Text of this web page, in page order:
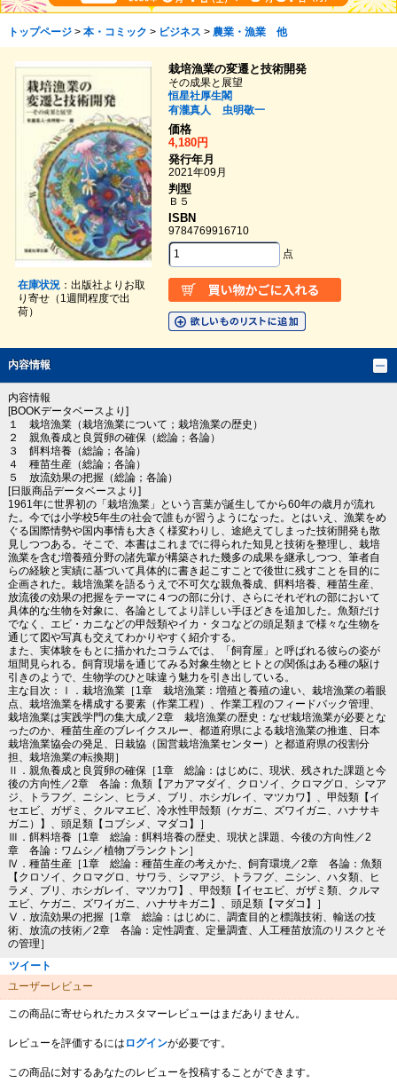
トップページ> 本・コミック > ビジネス > 農業・漁業 他
在庫状況：出版社よりお取
り寄せ（1週間程度で出
荷）
栽培漁業の変遷と技術開発
その成果と展望
恒星社厚生閣
有瀧真人
虫明敬一
価格
4,180円
発行年月
2021年09月
判型
Ｂ５
ISBN
9784769916710
点
内容情報
内容情報
[BOOKデータベースより]
１ 栽培漁業（栽培漁業について；栽培漁業の歴史）
２ 親魚養成と良質卵の確保（総論；各論）
３ 餌料培養（総論；各論）
４ 種苗生産（総論；各論）
５ 放流効果の把握（総論；各論）
[日販商品データベースより]
1961年に世界初の「栽培漁業」という言葉が誕生してから60年の歳月が流れ
た。今では小学校5年生の社会で誰もが習うようになった。とはいえ、漁業をめ
ぐる国際情勢や国内事情も大きく様変わりし、途絶えてしまった技術開発も散
見しつつある。そこで、本書はこれまでに得られた知見と技術を整理し、栽培
漁業を含む増養殖分野の諸先輩が構築された幾多の成果を継承しつつ、筆者自
らの経験と実績に基づいて具体的に書き起こすことで後世に残すことを目的に
企画された。栽培漁業を語るうえで不可欠な親魚養成、餌料培養、種苗生産、
放流後の効果の把握をテーマに４つの部に分け、さらにそれぞれの部において
具体的な生物を対象に、各論としてより詳しい手ほどきを追加した。魚類だけ
でなく、エビ・カニなどの甲殻類やイカ・タコなどの頭足類まで様々な生物を
通じて図や写真も交えてわかりやすく紹介する。
また、実体験をもとに描かれたコラムでは、「飼育屋」と呼ばれる彼らの姿が
垣間見られる。飼育現場を通じてみる対象生物とヒトとの関係はある種の駆け
引きのようで、生物学のひと味違う魅力を引き出している。
主な目次：Ⅰ．栽培漁業［1章 栽培漁業：増殖と養殖の違い、栽培漁業の着眼
点、栽培漁業を構成する要素（作業工程）、作業工程のフィードバック管理、
栽培漁業は実践学門の集大成／2章 栽培漁業の歴史：なぜ栽培漁業が必要とな
ったのか、種苗生産のブレイクスルー、都道府県による栽培漁業の推進、日本
栽培漁業協会の発足、日栽協（国営栽培漁業センター）と都道府県の役割分
担、栽培漁業の転換期］
Ⅱ．親魚養成と良質卵の確保［1章 総論：はじめに、現状、残された課題と今
後の方向性／2章 各論：魚類【アカアマダイ、クロソイ、クロマグロ、シマア
ジ、トラフグ、ニシン、ヒラメ、ブリ、ホシガレイ、マツカワ】、甲殻類【イ
セエビ、ガザミ、クルマエビ、冷水性甲殻類（ケガニ、ズワイガニ、ハナサキ
ガニ）】、頭足類【コブシメ、マダコ】］
Ⅲ．餌料培養［1章 総論：餌料培養の歴史、現状と課題、今後の方向性／2
章 各論：ワムシ／植物プランクトン］
Ⅳ．種苗生産［1章 総論：種苗生産の考えかた、飼育環境／2章 各論：魚類
【クロソイ、クロマグロ、サワラ、シマアジ、トラフグ、ニシン、ハタ類、ヒ
ラメ、ブリ、ホシガレイ、マツカワ】、甲殻類【イセエビ、ガザミ類、クルマ
エビ、ケガニ、ズワイガニ、ハナサキガニ】、頭足類【マダコ】］
Ⅴ．放流効果の把握［1章 総論：はじめに、調査目的と標識技術、輸送の技
術、放流の技術／2章 各論：定性調査、定量調査、人工種苗放流のリスクとそ
の管理］
ツイート
ユーザーレビュー
この商品に寄せられたカスタマーレビューはまだありません。
レビューを評価するには ログインが必要です。
この商品に対するあなたのレビューを投稿することができます。